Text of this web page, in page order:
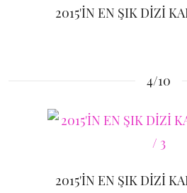
2015'İN EN ŞIK DİZİ
4/10
2015'İN EN ŞIK DİZİ